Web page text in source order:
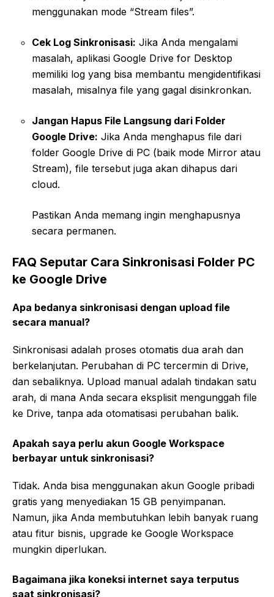
menggunakan mode “Stream files”.
Cek Log Sinkronisasi: Jika Anda mengalami
masalah, aplikasi Google Drive for Desktop
memiliki log yang bisa membantu mengidentifikasi
masalah, misalnya file yang gagal disinkronkan.
Jangan Hapus File Langsung dari Folder
Google Drive: Jika Anda menghapus file dari
folder Google Drive di PC (baik mode Mirror atau
Stream), file tersebut juga akan dihapus dari
cloud.
Pastikan Anda memang ingin menghapusnya
secara permanen.
FAQ Seputar Cara Sinkronisasi Folder PC
ke Google Drive
Apa bedanya sinkronisasi dengan upload file
secara manual?
Sinkronisasi adalah proses otomatis dua arah dan
berkelanjutan. Perubahan di PC tercermin di Drive,
dan sebaliknya. Upload manual adalah tindakan satu
arah, di mana Anda secara eksplisit mengunggah file
ke Drive, tanpa ada otomatisasi perubahan balik.
Apakah saya perlu akun Google Workspace
berbayar untuk sinkronisasi?
Tidak. Anda bisa menggunakan akun Google pribadi
gratis yang menyediakan 15 GB penyimpanan.
Namun, jika Anda membutuhkan lebih banyak ruang
atau fitur bisnis, upgrade ke Google Workspace
mungkin diperlukan.
Bagaimana jika koneksi internet saya terputus
saat sinkronisasi?